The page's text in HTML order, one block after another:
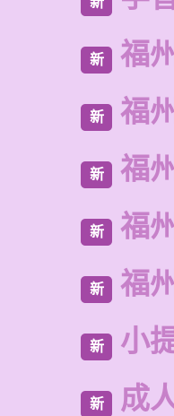
新 福
新 福
新 福
新 福
新 福
新 小
新 成